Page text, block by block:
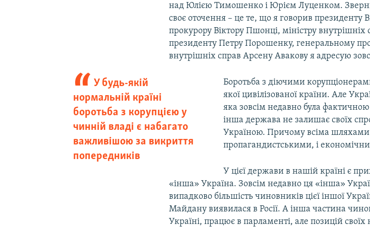
над Юлією Тимошенко і Юрієм Луценком.
своє оточення – це те, що я говорив президенту
прокурору Віктору Пшонці, міністру
президенту Петру Порошенку, генеральному
внутрішніх справ Арсену Авакову я адресую
У будь-якій
нормальній країні
боротьба з корупцією у
чинній владі є набагато
важливішою за викриття
попередників
Боротьба з діючими
якої цивілізованої країни. Але
яка зовсім недавно була
інша держава не залишає своїх
Україною. Причому всіма шляхами
пропагандистськими, і
У цієї держави в нашій країні є
«інша» Україна. Зовсім недавно ця «інша»
випадково більшість чиновників цієї іншої
Майдану виявилася в Росії. А інша частина
Україні, працює в парламенті, але позицій